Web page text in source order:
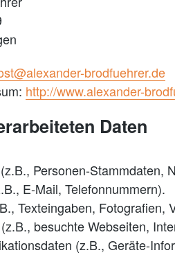
brodfuehrer.de
http://www.alexander-
Daten
Personen-Stammdaten,
E-Mail, Telefonnummern).
Texteingaben, Fotografien,
besuchte Webseiten,
(z.B., Geräte-